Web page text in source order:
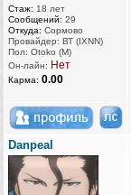
Стаж: 18 лет
Сообщений: 29
Откуда: Сормово
Провайдер: ВТ (IXNN)
Пол: Otoko (M)
Он-лайн: Нет
Карма: 0.00
Danpeal